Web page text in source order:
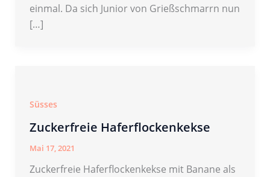
einmal. Da sich Junior von Grießschmarrn nun
[…]
Süsses
Zuckerfreie Haferflockenkekse
Mai 17, 2021
Zuckerfreie Haferflockenkekse mit Banane als